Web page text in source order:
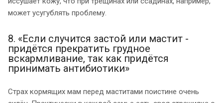
может усугублять проблему.
8. «Если случится застой или мастит -
придётся прекратить грудное
вскармливание, так как придётся
принимать антибиотики»
Страх кормящих мам перед маститами поистине очень